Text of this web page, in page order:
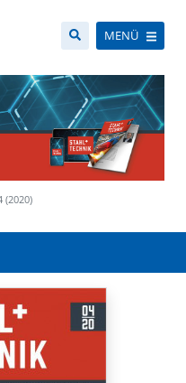
MENÜ
(2020)